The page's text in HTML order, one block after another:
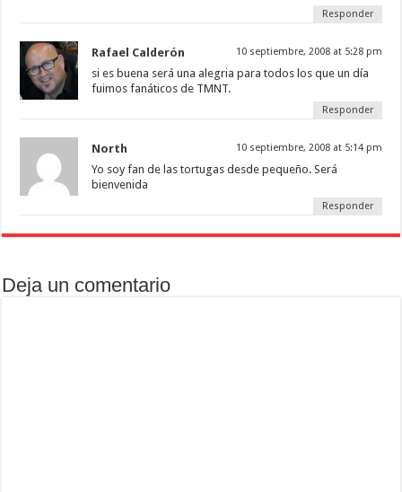
Responder
Rafael Calderón 10 septiembre, 2008 at 5:28 pm
si es buena será una alegria para todos los que un día
fuimos fanáticos de TMNT.
Responder
North 10 septiembre, 2008 at 5:14 pm
Yo soy fan de las tortugas desde pequeño. Será
bienvenida
Responder
Deja un comentario